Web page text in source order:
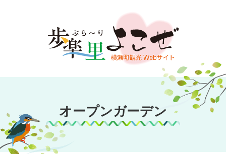
文
キ
プ
オープンガーデン
横瀬
オープンガーデン